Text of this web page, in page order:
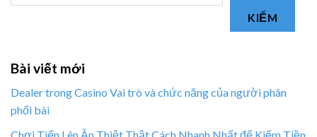
KIẾM
Bài viết mới
Dealer trong Casino Vai trò và chức năng của người phân
phối bài